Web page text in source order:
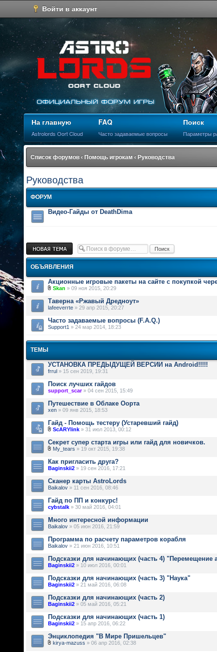
Войти в аккаунт
На главную
Astrolords Oort Cloud
FAQ
Часто задаваемые вопросы
Поиск
Параметры
Список форумов ‹ Помощь игрокам ‹ Руководства
Руководства
ФОРУМ
Видео-Гайды от DeathDima
Новая тема
ОБЪЯВЛЕНИЯ
Акционные игровые пакеты на сайте с покупкой
Skan » 09 ноя 2015, 20:29
Таверна «Ржавый Дредноут»
lafeeverrte » 29 апр 2015, 20:27
Часто задаваемые вопросы (F.A.Q.)
Support1 » 24 мар 2014, 18:23
ТЕМЫ
УСТАНОВКА ПРЕДЫДУЩЕЙ ВЕРСИИ на Android!!!!!
frrul » 15 сен 2019, 19:31
Поиск лучших гайдов
support_scar» 04 сен 2015, 15:49
Путешествие в Облаке Оорта
xen » 09 янв 2015, 18:53
Гайд - Помощь тестеру (Устаревший гайд)
ScARYlink » 31 июл 2013, 00:12
Секрет супер старта игры или гайд для новичков.
My_tears » 19 окт 2015, 19:38
Как пригласить друга?
Baginskii2 » 19 сен 2016, 17:21
Сканер карты AstroLords
Baikalov » 11 сен 2016, 08:46
Гайд по ПП и конкурс!
cybstalk » 30 май 2016, 04:01
Много интересной информации
Baikalov » 05 июн 2016, 21:59
Программа по расчету параметров корабля
Baikalov » 21 июн 2016, 10:51
Подсказки для начинающих (часть 4) "Перемещение
Baginskii2 » 10 июл 2016, 00:01
Подсказки для начинающих (часть 3) "Наука"
Baginskii2 » 21 май 2016, 06:08
Подсказки для начинающих (часть 2)
Baginskii2 » 05 май 2016, 05:21
Подсказки для начинающих (часть 1)
Baginskii2 » 15 апр 2016, 06:22
Энциклопедия "В Мире Пришельцев"
kirya-mazuss » 06 апр 2016, 02:38